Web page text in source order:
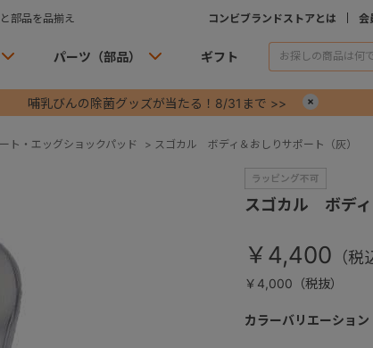
部品を品揃え コンビブランドストアとは 会
パーツ（部品） ギフト
哺乳びんの除菌グッズが当たる！8/31まで >>
ト・エッグショックパッド > スゴカル ボディ＆おしりサポート（灰）
スゴカル ボディ
￥4,400
￥4,000（税抜）
カラーバリエーション